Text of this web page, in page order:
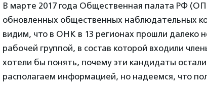
В марте 2017 года Общественная палата РФ
обновленных общественных наблюдательных
видим, что в ОНК в 13 регионах прошли далеко
рабочей группой, в состав которой входили
хотели бы понять, почему эти кандидаты
располагаем информацией, но надеемся, что